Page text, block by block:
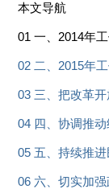
本文导航
01 一、2014年
02 二、2015年
03 三、把改革
04 四、协调推
05 五、持续推
06 六、切实加